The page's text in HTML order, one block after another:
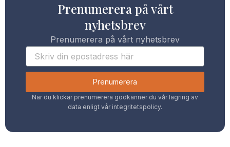
Prenumerera på vårt
nyhetsbrev
Prenumerera på vårt nyhetsbrev
Prenumerera
När du klickar prenumerera godkänner du vår lagring av
data enligt vår integritetspolicy.